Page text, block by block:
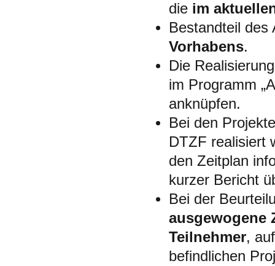
die im
Bestandteil
Vorhabens.
Die
im Programm
anknüpfen.
Bei den
DTZF realisiert
den Zeitplan
kurzer Bericht
Bei der
ausgewogene
Teilnehmer,
befindlichen